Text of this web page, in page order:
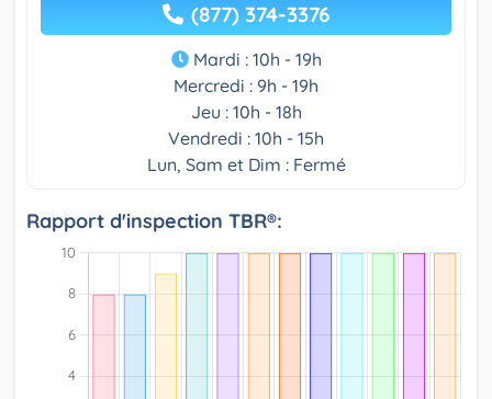
(877) 374-3376
Mardi : 10h - 19h
Mercredi : 9h - 19h
Jeu : 10h - 18h
Vendredi : 10h - 15h
Lun, Sam et Dim : Fermé
Rapport d'inspection TBR®: